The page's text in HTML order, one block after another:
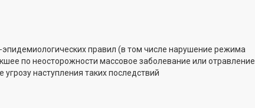
правил (в том числе нарушение режима
по неосторожности массовое заболевание или отравление
наступления таких последствий